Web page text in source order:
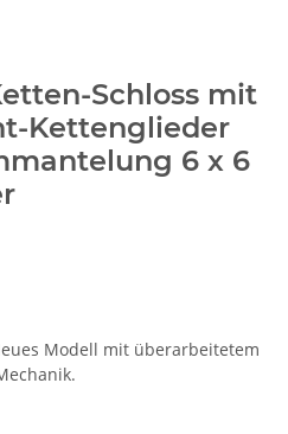
Schloss mit
Kettenglieder
6 x 6
Modell mit überarbeitetem